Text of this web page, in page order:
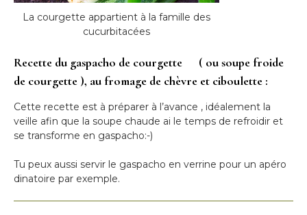
La courgette appartient à la famille des
cucurbitacées
Recette du gaspacho de courgette ( ou soupe froide
de courgette ), au fromage de chèvre et ciboulette :
Cette recette est à préparer à l’avance , idéalement la
veille afin que la soupe chaude ai le temps de refroidir et
se transforme en gaspacho:-)
Tu peux aussi servir le gaspacho en verrine pour un apéro
dinatoire par exemple.